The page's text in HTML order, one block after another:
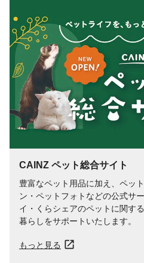
CAINZ ペット総合サイト
豊富なペット用品に加え、ペッ
ン・ペットフォトなどの公式サ
イ・くらシェアのペットに関す
暮らしをサポートいたします。
もっと見る